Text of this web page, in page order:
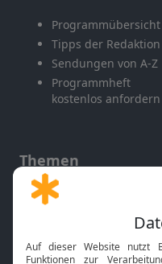
Programmübersicht
Tipps der Redaktion
Sendungen von A-Z
Programmheft
kostenlos anfordern
Themen
Gott und Bibel erklärt
Neuigkeiten